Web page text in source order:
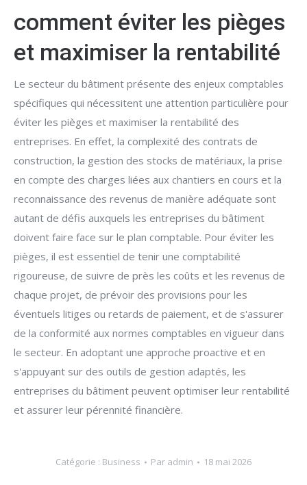
comment éviter les pièges
et maximiser la rentabilité
Le secteur du bâtiment présente des enjeux comptables
spécifiques qui nécessitent une attention particulière pour
éviter les pièges et maximiser la rentabilité des
entreprises. En effet, la complexité des contrats de
construction, la gestion des stocks de matériaux, la prise
en compte des charges liées aux chantiers en cours et la
reconnaissance des revenus de manière adéquate sont
autant de défis auxquels les entreprises du bâtiment
doivent faire face sur le plan comptable. Pour éviter les
pièges, il est essentiel de tenir une comptabilité
rigoureuse, de suivre de près les coûts et les revenus de
chaque projet, de prévoir des provisions pour les
éventuels litiges ou retards de paiement, et de s'assurer
de la conformité aux normes comptables en vigueur dans
le secteur. En adoptant une approche proactive et en
s'appuyant sur des outils de gestion adaptés, les
entreprises du bâtiment peuvent optimiser leur rentabilité
et assurer leur pérennité financière.
Catégorie : Business Par admin 18 mai 2026